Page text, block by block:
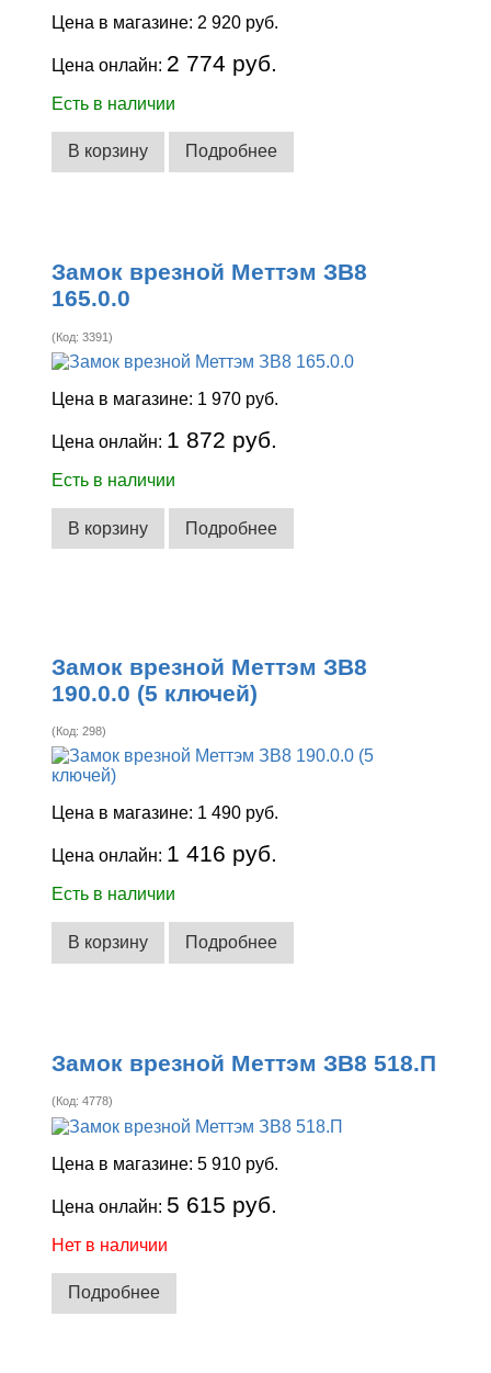
Цена в магазине: 2 920 руб.
Цена онлайн: 2 774 руб.
Есть в наличии
В корзину Подробнее
Замок врезной Меттэм ЗВ8
165.0.0
(Код:3391)
Цена в магазине: 1 970 руб.
Цена онлайн: 1 872 руб.
Есть в наличии
В корзину Подробнее
Замок врезной Меттэм ЗВ8
190.0.0 (5 ключей)
(Код:298)
Цена в магазине: 1 490 руб.
Цена онлайн: 1 416 руб.
Есть в наличии
В корзину Подробнее
Замок врезной Меттэм ЗВ8 518.П
(Код:4778)
Цена в магазине:5 910 руб.
Цена онлайн: 5 615 руб.
Нет в наличии
Подробнее